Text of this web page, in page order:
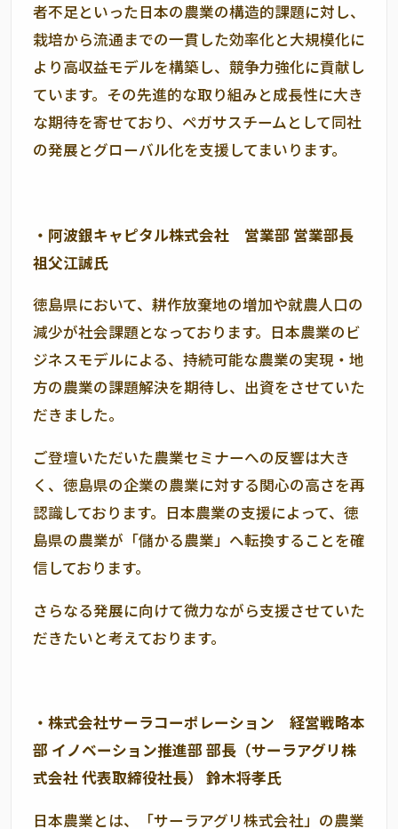
者不足といった日本の農業の構造的課題に対し、
栽培から流通までの一貫した効率化と大規模化に
より高収益モデルを構築し、競争力強化に貢献し
ています。その先進的な取り組みと成長性に大き
な期待を寄せており、ペガサスチームとして同社
の発展とグローバル化を支援してまいります。
・阿波銀キャピタル株式会社 営業部 営業部長
祖父江誠氏
徳島県において、耕作放棄地の増加や就農人口の
減少が社会課題となっております。日本農業のビ
ジネスモデルによる、持続可能な農業の実現・地
方の農業の課題解決を期待し、出資をさせていた
だきました。
ご登壇いただいた農業セミナーへの反響は大き
く、徳島県の企業の農業に対する関心の高さを再
認識しております。日本農業の支援によって、徳
島県の農業が「儲かる農業」へ転換することを確
信しております。
さらなる発展に向けて微力ながら支援させていた
だきたいと考えております。
・株式会社サーラコーポレーション 経営戦略本
部 イノベーション推進部 部長（サーラアグリ株
式会社 代表取締役社長） 鈴木将孝氏
日本農業とは、「サーラアグリ株式会社」の農業